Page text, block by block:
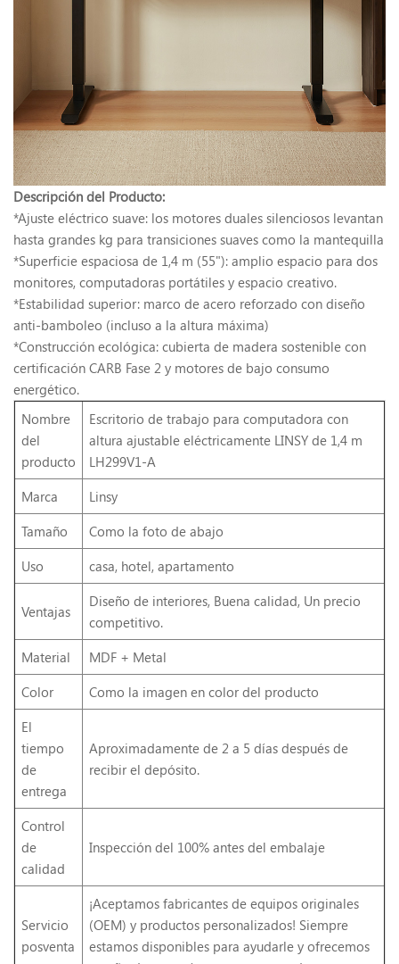
Descripción del Producto:
*Ajuste eléctrico suave: los motores duales silenciosos levantan
hasta grandes kg para transiciones suaves como la mantequilla
*Superficie espaciosa de 1,4 m (55"): amplio espacio para dos
monitores, computadoras portátiles y espacio creativo.
*Estabilidad superior: marco de acero reforzado con diseño
anti-bamboleo (incluso a la altura máxima)
*Construcción ecológica: cubierta de madera sostenible con
certificación CARB Fase 2 y motores de bajo consumo
energético.
Nombre
del
producto
Escritorio de trabajo para computadora con
altura ajustable eléctricamente LINSY de 1,4 m
LH299V1-A
Marca
Linsy
Tamaño
Como la foto de abajo
Uso
casa, hotel, apartamento
Ventajas
Diseño de interiores, Buena calidad, Un precio
competitivo.
Material
MDF + Metal
Color
Como la imagen en color del producto
El
tiempo
de
entrega
Aproximadamente de 2 a 5 días después de
recibir el depósito.
Control
de
calidad
Inspección del 100% antes del embalaje
Servicio
posventa
¡Aceptamos fabricantes de equipos originales
(OEM) y productos personalizados! Siempre
estamos disponibles para ayudarle y ofrecemos